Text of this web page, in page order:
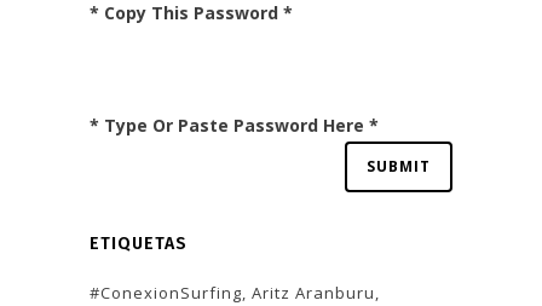
* Copy This Password *
* Type Or Paste Password Here *
ETIQUETAS
#ConexionSurfing Aritz Aranburu